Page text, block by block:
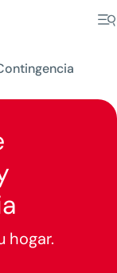
hogar.